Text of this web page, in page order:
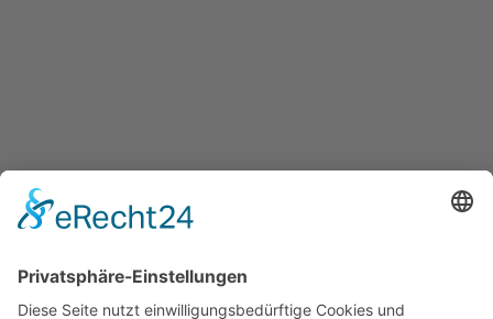
Telefon: 035820 623738
E-Mail: post@schloss-ober-neundorf.de
Verweise